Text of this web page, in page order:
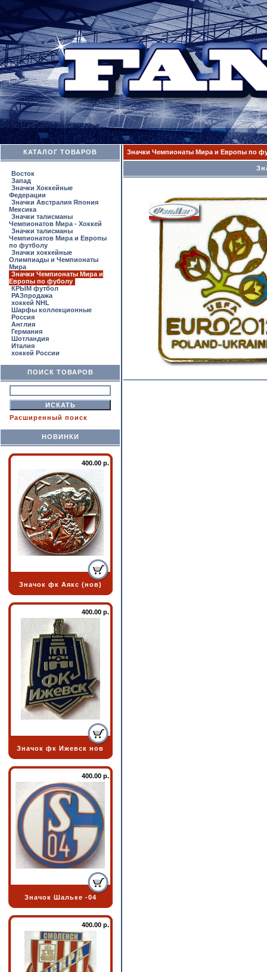
КАТАЛОГ ТОВАРОВ
Восток
Запад
Значки Хоккейные
Федерации
Значки Австралия Япония
Мексика
Значки талисманы
Чемпионатов Мира - Хоккей
Значки талисманы
Чемпионатов Мира и Европы
по футболу
Значки хоккейные
Олимпиады и Чемпионаты
Мира
Значки Чемпионаты Мира и
Европы по фуболу
КРЫМ футбол
РАЗпродажа
хоккей NHL
Шарфы коллекционные
Россия
Англия
Германия
Шотландия
Италия
хоккей России
ПОИСК ТОВАРОВ
Расширенный поиск
НОВИНКИ
400.00 р.
Значок фк Аякс (нов)
400.00 р.
Значок фк Ижевск нов
400.00 р.
Значок Шальке -04
400.00 р.
Значки Чемпионаты Мира и Европы по